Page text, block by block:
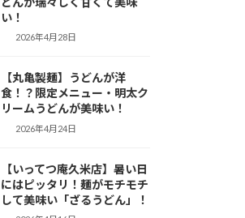
い！
2026年4月28日
【丸亀製麺】うどんが洋
食！？限定メニュー・明太ク
リームうどんが美味い！
2026年4月24日
【いってつ庵久米店】暑い日
にはピッタリ！麺がモチモチ
して美味い「ざるうどん」！